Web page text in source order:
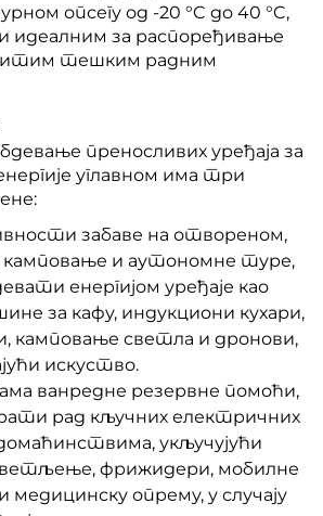
опсегу од -20 °C до 40 °C,
идеалним за распоређивање
тешким радним
преносливих уређаја за
углавном има три
забаве на отвореном,
и аутономне туре,
енергијом уређаје као
за кафу, индукциони кухари,
камповање светла и дронови,
искуство.
ванредне резервне помоћи,
рад кључних електричних
укључујући
фрижидери, мобилне
опрему, у случају